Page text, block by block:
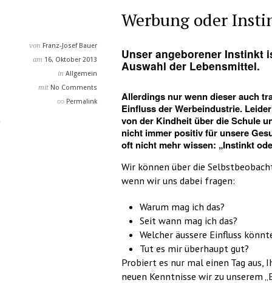
Werbung oder
von Franz-Josef Bauer
am 16. Oktober 2013
in Allgemein
mit No Comments
Permalink
Unser angeborener Instinkt
Auswahl der Lebensmittel.
Allerdings nur wenn dieser auch
Einfluss der Werbeindustrie.
von der Kindheit über die Schule
nicht immer positiv für unsere
oft nicht mehr wissen: „Instinkt
Wir können über die
wenn wir uns dabei fragen:
Warum mag ich das?
Seit wann mag ich das?
Welcher äussere Einfluss
Tut es mir überhaupt gut?
Probiert es nur mal einen Tag aus,
neuen Kenntnisse wir zu unserem